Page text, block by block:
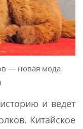
— новая мода
и ведет
Китайское